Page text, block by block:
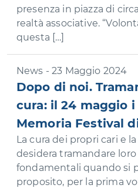
presenza in piazza di
realtà associative.
questa […]
News - 23 Maggio 2024
Dopo di noi.
cura: il 24 maggio
Memoria Festival
La cura dei propri cari e
desidera tramandare
fondamentali quando si
proposito, per la prima